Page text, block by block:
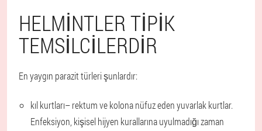
HELMINTLER TIPIK
TEMSILCILERDIR
En yaygın parazit türleri şunlardır:
kıl kurtları– rektum ve kolona nüfuz eden yuvarlak kurtlar.
Enfeksiyon, kişisel hijyen kurallarına uyulmadığı zaman